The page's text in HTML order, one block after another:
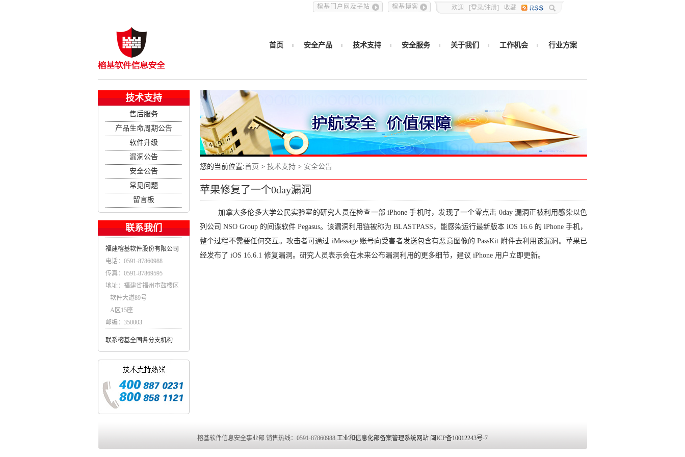
收藏
[登录/注册]
欢迎
榕基博客
榕基门户网及子站
首页 安全产品 技术支持 安全服务 关于我们 工作机会 行业方案
技术支持
售后服务
产品生命周期公告
软件升级
漏洞公告
安全公告
常见问题
留言板
联系我们
福建榕基软件股份有限公司
电话：0591-87860988
传真：0591-87869595
地址：福建省福州市鼓楼区
软件大道89号
A区15座
邮编：350003
联系榕基全国各分支机构
您的当前位置:首页 > 技术支持 > 安全公告
苹果修复了一个0day漏洞
加拿大多伦多大学公民实验室的研究人员在检查一部 iPhone 手机时，发现了一个零点击 0day 漏洞正被利用感染以色
列公司 NSO Group 的间谍软件 Pegasus。该漏洞利用链被称为 BLASTPASS，能感染运行最新版本 iOS 16.6 的 iPhone 手机，
整个过程不需要任何交互。攻击者可通过 iMessage 账号向受害者发送包含有恶意图像的 PassKit 附件去利用该漏洞。苹果已
经发布了 iOS 16.6.1 修复漏洞。研究人员表示会在未来公布漏洞利用的更多细节，建议 iPhone 用户立即更新。
榕基软件信息安全事业部 销售热线：0591-87860988 工业和信息化部备案管理系统网站 闽ICP备10012243号-7